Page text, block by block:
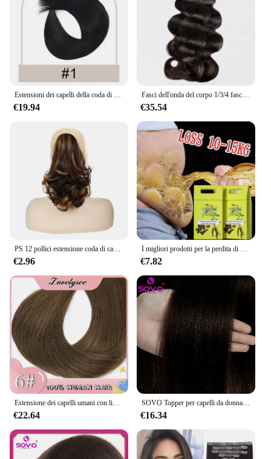
content ensures that you stay energized and focused
throughout the day. These bars are not just a snack;
they're a commitment to a healthy lifestyle that's
easy to maintain. As a wholesale product, they are
available to vendors and suppliers, making them
accessible to a wide range of customers who are
looking for a reliable and delicious source of
protein.
Estensioni dei capelli della coda di cavallo dell'onda profonda parrucche dei capelli invisibili naturali di Hiar umano reale brasiliano avvolgono il parrucchino per le donne
€19.94
Fasci dell'onda del corpo 1/3/4 fasci di capelli umani brasiliani grezzi del tessuto 18 20 22 24 26 pollici affare estensioni dei capelli di Remy per le donne naturali
€35.54
PS 12 pollici estensione coda di cavallo lunga Clip coda di cavallo riccia nell'estensione dei capelli artiglio parrucchino sintetico dall'aspetto naturale
€2.96
I migliori prodotti per la perdita di peso per donne e uomini bruciagrassi naturale al 100% riducono l'appetito bellezza salute dimagrimento veloce perdere peso
€7.82
Estensione dei capelli umani con linea di pesce con clip Clip per capelli Remy castano naturale dritto brasiliano nel parrucchino per le donne 14-28 pollici
€22.64
SOVO Topper per capelli da donna con Clip 100% Toppers per capelli umani Remy per capelli sottili Clip di colore naturale In estensioni dei capelli di un pezzo
€16.34